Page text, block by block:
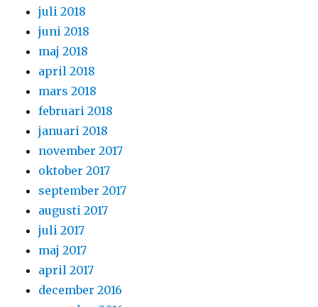
juli 2018
juni 2018
maj 2018
april 2018
mars 2018
februari 2018
januari 2018
november 2017
oktober 2017
september 2017
augusti 2017
juli 2017
maj 2017
april 2017
december 2016